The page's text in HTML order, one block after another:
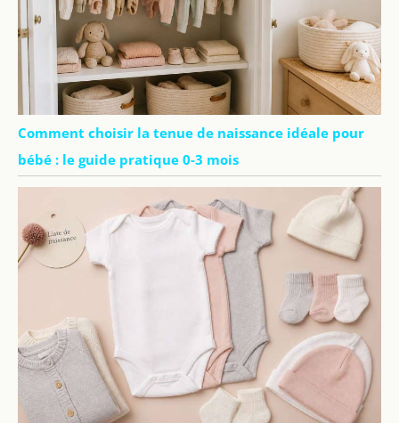
Comment choisir la tenue de naissance idéale pour
bébé : le guide pratique 0-3 mois